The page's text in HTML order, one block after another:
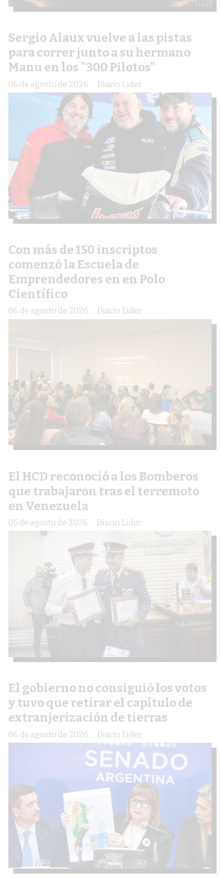
Sergio Alaux vuelve a las pistas
para correr junto a su hermano
Manu en los "300 Pilotos"
Diario Lider
06 de agosto de 2026
Con más de 150 inscriptos
comenzó la Escuela de
Emprendedores en en Polo
Científico
Diario Lider
06 de agosto de 2026
El HCD reconoció a los Bomberos
que trabajaron tras el terremoto
en Venezuela
Diario Lider
05 de agosto de 2026
El gobierno no consiguió los votos
y tuvo que retirar el capítulo de
extranjerización de tierras
Diario Lider
06 de agosto de 2026